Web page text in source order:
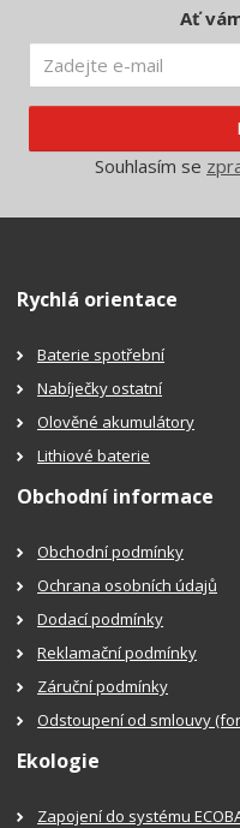
Ať
Souhlasím se
Rychlá orientace
Baterie spotřební
Nabíječky ostatní
Olověné akumulátory
Lithiové baterie
Obchodní informace
Obchodní podmínky
Ochrana osobních údajů
Dodací podmínky
Reklamační podmínky
Záruční podmínky
Odstoupení od smlouvy
Ekologie
Zapojení do systému